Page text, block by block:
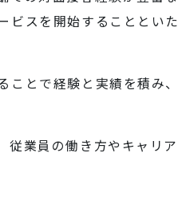
ビスを開始することといた
とで経験と実績を積み、
従業員の働き方やキャリア